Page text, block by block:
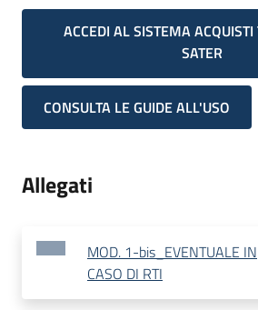
ACCEDI AL SISTEMA
SATER
CONSULTA LE GUIDE ALL'USO
Allegati
MOD. 1-bis_EVENTUALE IN
CASO DI RTI